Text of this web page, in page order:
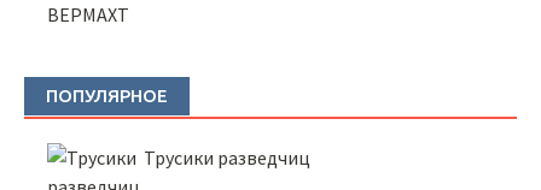
ВЕРМАХТ
ПОПУЛЯРНОЕ
Трусики разведчиц